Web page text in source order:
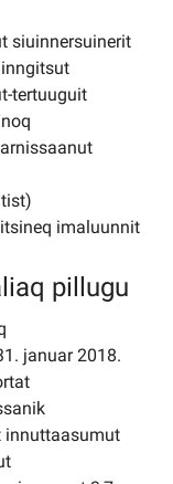
siuinnersuinerit
tertuuguit
imaluunnit
pillugu
januar 2018.
innuttaasumut